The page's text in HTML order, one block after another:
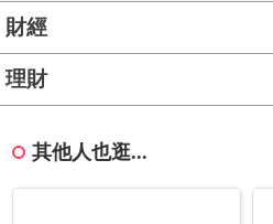
財經
理財
其他人也逛...